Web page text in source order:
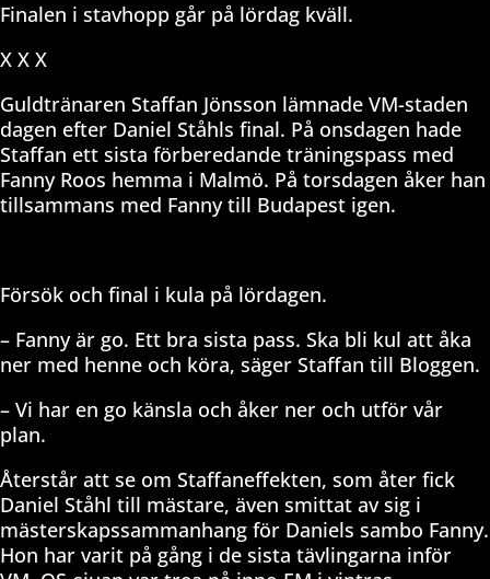
Finalen i stavhopp går på lördag kväll.
X X X
Guldtränaren Staffan Jönsson lämnade VM-staden
dagen efter Daniel Ståhls final. På onsdagen hade
Staffan ett sista förberedande träningspass med
Fanny Roos hemma i Malmö. På torsdagen åker han
tillsammans med Fanny till Budapest igen.
Försök och final i kula på lördagen.
– Fanny är go. Ett bra sista pass. Ska bli kul att åka
ner med henne och köra, säger Staffan till Bloggen.
– Vi har en go känsla och åker ner och utför vår
plan.
Återstår att se om Staffaneffekten, som åter fick
Daniel Ståhl till mästare, även smittat av sig i
mästerskapssammanhang för Daniels sambo Fanny.
Hon har varit på gång i de sista tävlingarna inför